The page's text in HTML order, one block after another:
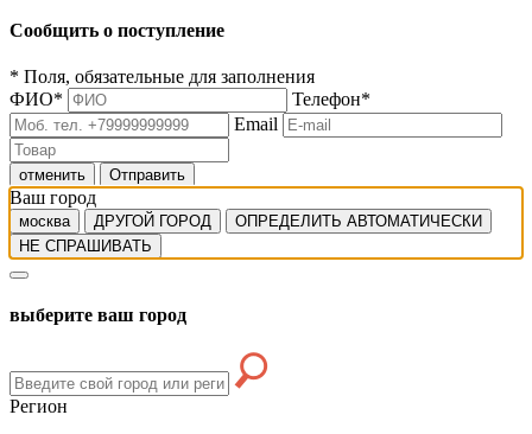
Сообщить о поступление
* Поля, обязательные для заполнения
ФИО* Телефон*
Email
отменить Отправить
Ваш город
москва ДРУГОЙ ГОРОД
ОПРЕДЕЛИТЬ АВТОМАТИЧЕСКИ
НЕ СПРАШИВАТЬ
выберите ваш город
Регион